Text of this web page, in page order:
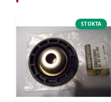
STOKTA